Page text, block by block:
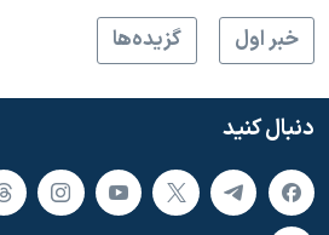
خبر اول
گزيده‌ها
دنبال کنید